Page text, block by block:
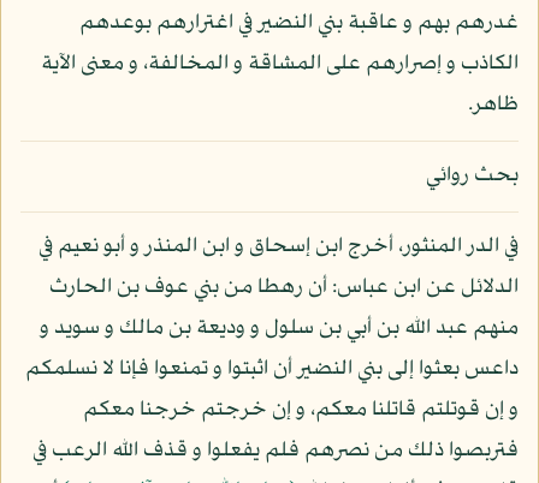
غدرهم بهم و عاقبة بني النضير في اغترارهم بوعدهم
الكاذب و إصرارهم على المشاقة و المخالفة، و معنى الآية
ظاهر.
بحث روائي
في الدر المنثور، أخرج ابن إسحاق و ابن المنذر و أبو نعيم في
الدلائل عن ابن عباس: أن رهطا من بني عوف بن الحارث
منهم عبد الله بن أبي بن سلول و وديعة بن مالك و سويد و
داعس بعثوا إلى بني النضير أن اثبتوا و تمنعوا فإنا لا نسلمكم
و إن قوتلتم قاتلنا معكم، و إن خرجتم خرجنا معكم
فتربصوا ذلك من نصرهم فلم يفعلوا و قذف الله الرعب في